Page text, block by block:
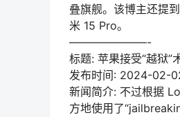
叠旗舰。该博主还提
米 15 Pro。
———————-
标题: 苹果接受“越狱
发布时间: 2024-02-
新闻简介: 不过根据
方地使用了